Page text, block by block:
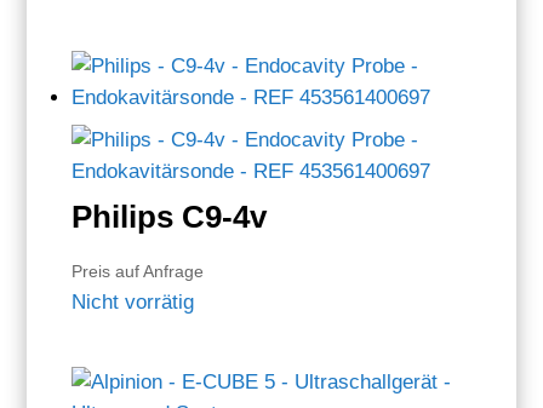
Philips C9-4v
Preis auf Anfrage
Nicht vorrätig